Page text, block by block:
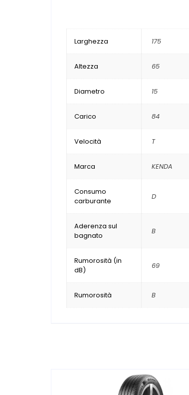
Larghezza 175
Altezza 65
Diametro 15
Carico 84
Velocità T
Marca KENDA
Consumo
carburante
D
Aderenza sul
bagnato
B
Rumorosità (in
dB)
69
Rumorosità B